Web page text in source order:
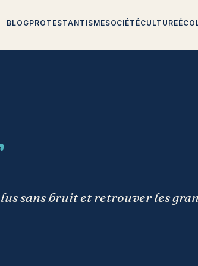
BLOGPROTESTANTISMESOCIÉTÉCULTURE
sans bruit et retrouver les